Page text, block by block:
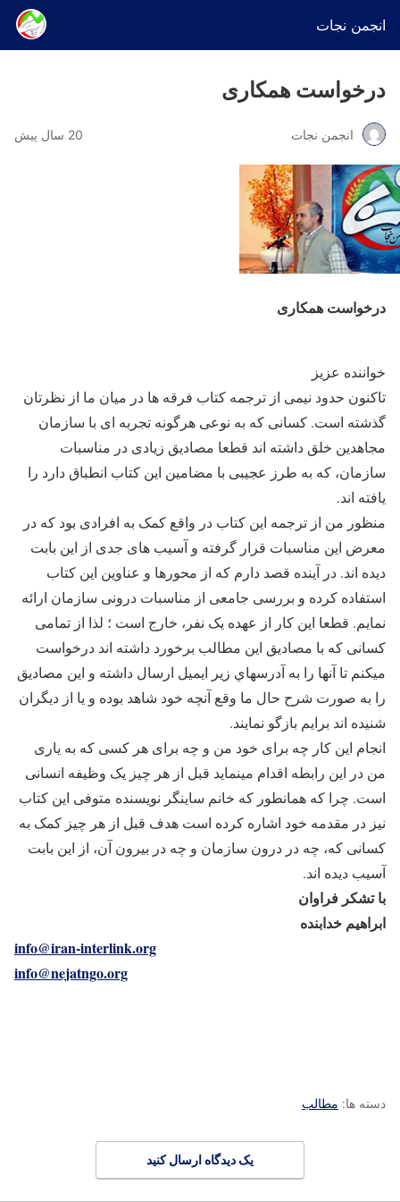
انجمن نجات
درخواست همكاری
انجمن نجات 20 سال پیش
درخواست همكاری
خواننده عزیز
تاکنون حدود نیمی از ترجمه کتاب فرقه ها در میان ما از نظرتان
گذشته است. کسانی که به نوعی هرگونه تجربه ای با سازمان
مجاهدین خلق داشته اند قطعا مصادیق زیادی در مناسبات
سازمان، که به طرز عجیبی با مضامين این کتاب انطباق دارد را
یافته اند.
منظور من از ترجمه این کتاب در واقع کمک به افرادی بود که در
معرض این مناسبات قرار گرفته و آسیب های جدی از این بابت
دیده اند. در آینده قصد دارم که از محورها و عناوین این کتاب
استفاده کرده و بررسی جامعی از مناسبات درونی سازمان ارائه
نمایم. قطعا این کار از عهده یک نفر، خارج است ؛ لذا از تمامی
کسانی که با مصادیق این مطالب برخورد داشته اند درخواست
میکنم تا آنها را به آدرسهاي زير ايميل ارسال داشته و این مصادیق
را به صورت شرح حال ما وقع آنچه خود شاهد بوده و یا از دیگران
شنیده اند برایم بازگو نمایند.
انجام این کار چه برای خود من و چه برای هر کسی که به یاری
من در این رابطه اقدام مینماید قبل از هر چیز یک وظیفه انسانی
است. چرا که همانطور که خانم ساینگر نویسنده متوفی این کتاب
نیز در مقدمه خود اشاره کرده است هدف قبل از هر چیز کمک به
کسانی که، چه در درون سازمان و چه در بیرون آن، از این بابت
آسیب دیده اند.
با تشکر فراوان
ابراهیم خدابنده
info@iran-interlink.org
info@nejatngo.org
دسته ها: مطالب
یک دیدگاه ارسال کنید